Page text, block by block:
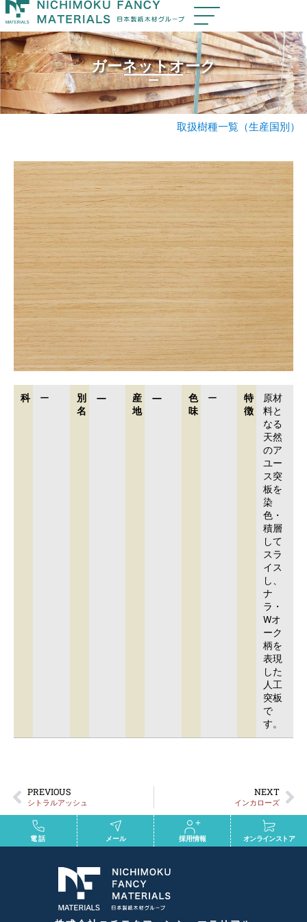
ガーネットオーク
ー
取扱樹種一覧（生産国別）
科 ー
別
名
ー
産
地
ー
色
味
ー
特
徴
原材
料と
なる
天然
のア
ユー
ス突
板を
染
色・
積層
して
スラ
イス
し、
ナ
ラ・
Wオ
ーク
柄を
表現
した
人工
突板
で
す。
PREVIOUS
シトラルアッシュ
NEXT
インカローズ
電話 メール 採用情報 オンラインストア